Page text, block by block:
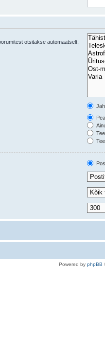
otsitakse automaatselt,
Jah
Powered by phpBB